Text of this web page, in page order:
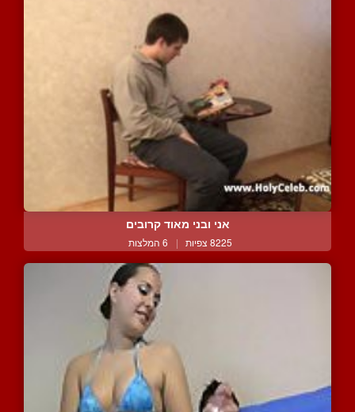
אני ובני מאוד קרובים
8225 צפיות | 6 המלצות